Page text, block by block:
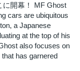
に開幕！ MF Ghost
cars are ubiquitous
a Japanese
at the top of his
also focuses on
has garnered